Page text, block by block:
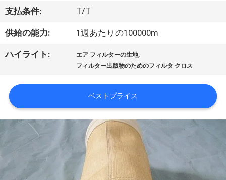
旅
行
質
管
理
私
支払条件: T/T
供給の能力: 1週あたりの100000m
ハイライト: エア フィルターの生地,
フィルター出版物のためのフィルタ クロス
ベストプライス